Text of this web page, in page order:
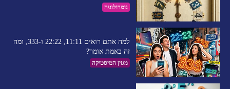
נומרולוגיה
למה אתם רואים 11:11, 22:22 ו-333, ומה
זה באמת אומר?
מגזין המיסטיקה